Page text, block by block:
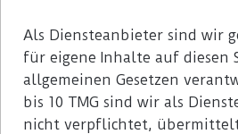
Als Diensteanbieter sind wir
für eigene Inhalte auf diesen
allgemeinen Gesetzen
bis 10 TMG sind wir als
nicht verpflichtet,